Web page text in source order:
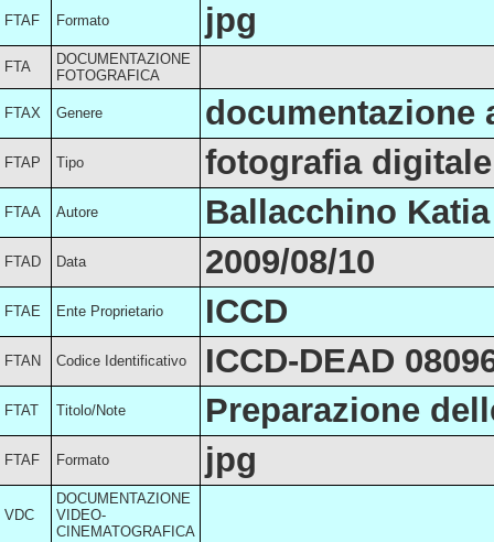
FTAF Formato jpg
FTA
DOCUMENTAZIONE
FOTOGRAFICA
FTAX Genere documentazione
FTAP Tipo fotografia digitale
FTAA Autore Ballacchino Katia
FTAD Data 2009/08/10
FTAE Ente Proprietario ICCD
FTAN Codice Identificativo ICCD-DEAD
FTAT Titolo/Note Preparazione
FTAF Formato jpg
VDC
DOCUMENTAZIONE
VIDEO-
CINEMATOGRAFICA